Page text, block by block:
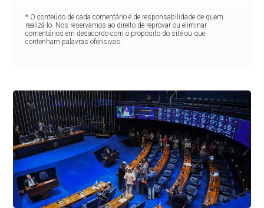
* O conteúdo de cada comentário é de responsabilidade de quem
realizá-lo. Nos reservamos ao direito de reprovar ou eliminar
comentários em desacordo com o propósito do site ou que
contenham palavras ofensivas.